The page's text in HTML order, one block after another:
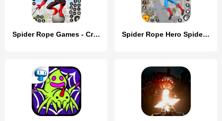
Spider Rope Games - Crime Hero Spider Rope Hero Spider Games